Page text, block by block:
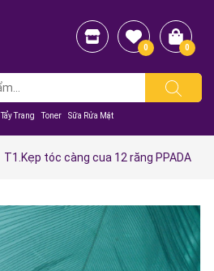
Tẩy Trang Toner Sữa Rửa Mặt
0 0
T1.Kẹp tóc càng cua 12 răng PPADA